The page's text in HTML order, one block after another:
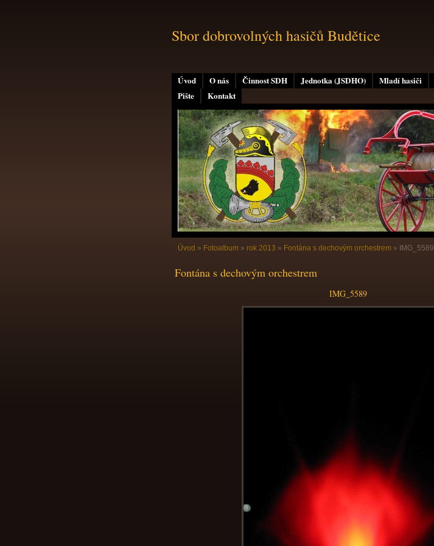
Úvod O nás Činnost SDH Jednotka (JSDHO) Mladí hasiči
Pište
Kontakt
Sbor dobrovolných hasičů Budětice
Úvod » Fotoalbum » rok 2013 » Fontána s dechovým orchestrem » IMG_5589
Fontána s dechovým orchestrem
IMG_5589